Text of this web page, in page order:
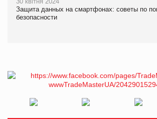
Защита данных на смартфонах: советы по
безопасности